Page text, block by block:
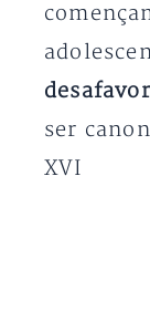
ser
XVI